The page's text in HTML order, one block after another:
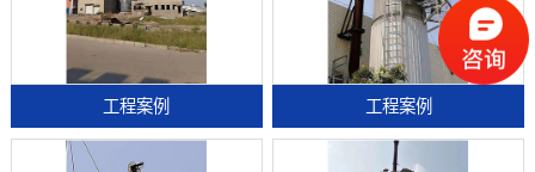
工程案例 工程案例